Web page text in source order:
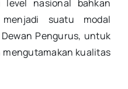
level nasional bahkan
suatu modal
Pengurus, untuk
kualitas